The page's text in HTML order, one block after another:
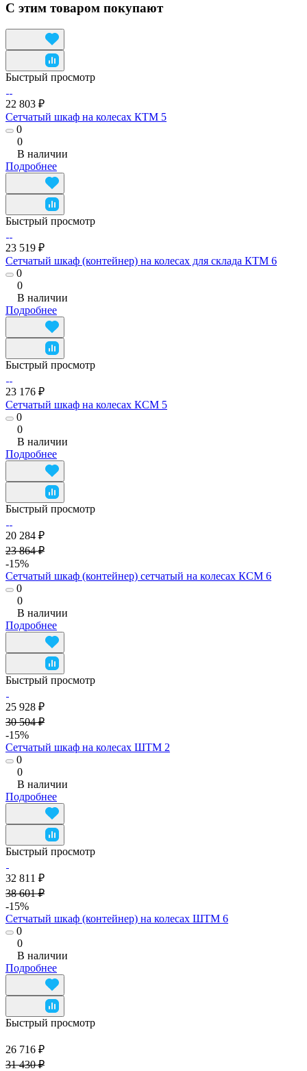
С этим товаром покупают
Быстрый просмотр
22 803 ₽
Сетчатый шкаф на колесах КТМ 5
0
0
В наличии
Подробнее
Быстрый просмотр
23 519 ₽
Сетчатый шкаф (контейнер) на колесах для склада КТМ 6
0
0
В наличии
Подробнее
Быстрый просмотр
23 176 ₽
Сетчатый шкаф на колесах КСМ 5
0
0
В наличии
Подробнее
Быстрый просмотр
20 284 ₽
23 864 ₽
-15%
Сетчатый шкаф (контейнер) сетчатый на колесах КСМ 6
0
0
В наличии
Подробнее
Быстрый просмотр
25 928 ₽
30 504 ₽
-15%
Сетчатый шкаф на колесах ШТМ 2
0
0
В наличии
Подробнее
Быстрый просмотр
32 811 ₽
38 601 ₽
-15%
Сетчатый шкаф (контейнер) на колесах ШТМ 6
0
0
В наличии
Подробнее
Быстрый просмотр
26 716 ₽
31 430 ₽